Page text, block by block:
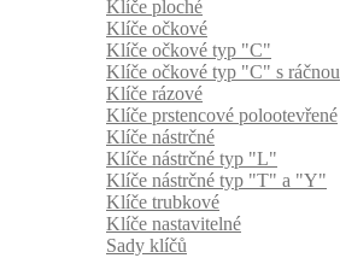
Klíče ploché
Klíče očkové
Klíče očkové typ "C"
Klíče očkové typ "C" s ráčnou
Klíče rázové
Klíče prstencové polootevřené
Klíče nástrčné
Klíče nástrčné typ "L"
Klíče nástrčné typ "T" a "Y"
Klíče trubkové
Klíče nastavitelné
Sady klíčů